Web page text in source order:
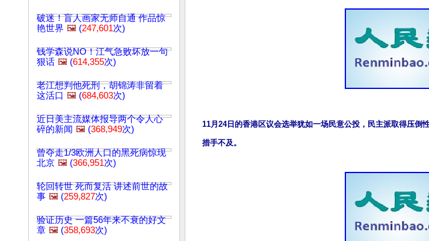
破迷！盲人画家无师自通 作品惊
艳世界 🖼️ (247,601次)
钱学森说NO！江气急败坏放一句
狠话 🖼️ (614,355次)
老江想判他死刑，胡锦涛非留着
这活口 🖼️ (684,603次)
近日美主流媒体报导两个令人心
碎的新闻 🖼️ (368,949次)
曾夺走1/3欧洲人口的黑死病惊现
北京 🖼️ (366,951次)
轮回转世 死而复活 讲述前世的故
事 🖼️ (259,827次)
验证历史 一篇56年来不衰的好文
章 🖼️ (358,693次)
11月24日的香港区议会选举犹如一场民意公投，民主派取得压倒
措手不及。